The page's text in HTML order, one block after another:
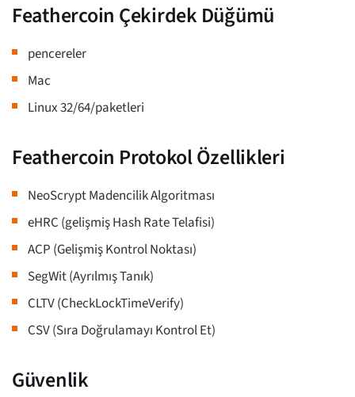
Feathercoin Çekirdek Düğümü
pencereler
Mac
Linux 32/64/paketleri
Feathercoin Protokol Özellikleri
NeoScrypt Madencilik Algoritması
eHRC (gelişmiş Hash Rate Telafisi)
ACP (Gelişmiş Kontrol Noktası)
SegWit (Ayrılmış Tanık)
CLTV (CheckLockTimeVerify)
CSV (Sıra Doğrulamayı Kontrol Et)
Güvenlik